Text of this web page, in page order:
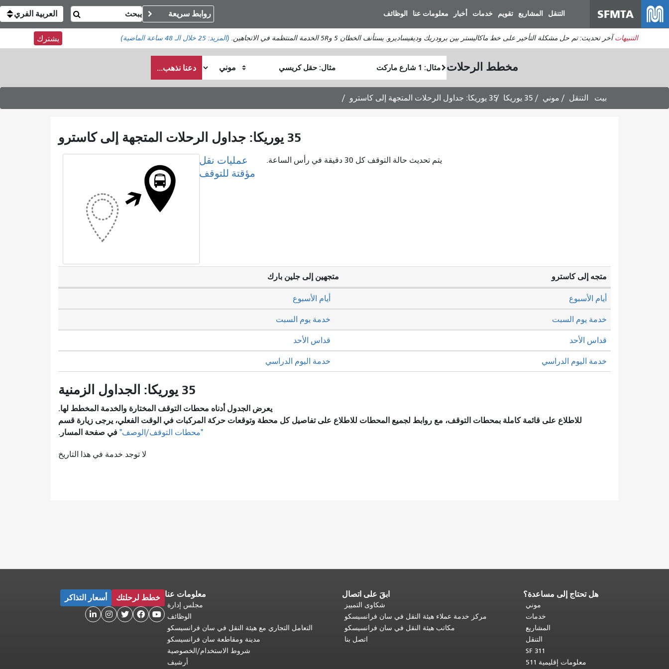
المحتوى
الرئيسي
SFMTA التنقل المشاريع تقويم خدمات أخبار معلومات عنا الوظائف روابط سريعة العربية الفري
التنبيهات آخر تحديث: تم حل مشكلة التأخير على خط ماكاليستر بين برودريك وديفيساديرو. يستأنف الخطان 5 و5R الخدمة المنتظمة في الاتجاهين. (المزيد:25 خلال الـ 48 ساعة الماضية) يشترك
مخطط الرحلات
البداية
النهاية
كيف
أرغب
السفر
دعنا نذهب...
بيت التنقل موني 35 يوريكا 35 يوريكا: جداول الرحلات المتجهة إلى كاسترو
35 يوريكا: جداول الرحلات المتجهة إلى كاسترو
عمليات نقل
مؤقتة للتوقف
يتم تحديث حالة التوقف كل 30 دقيقة في رأس الساعة.
متجه إلى كاسترو متجهين إلى جلين بارك
خدمة يوم السبت خدمة يوم السبت
قداس الأحد قداس الأحد
أيام الأسبوع أيام الأسبوع
خدمة اليوم الدراسي خدمة اليوم الدراسي
35 يوريكا: الجداول الزمنية
يعرض الجدول أدناه محطات التوقف المختارة والخدمة المخطط لها.
للاطلاع على قائمة كاملة بمحطات التوقف، مع روابط لجميع المحطات للاطلاع على تفاصيل كل محطة وتوقعات حركة المركبات في الوقت الفعلي، يرجى زيارة قسم
"محطات التوقف/الوصف" في صفحة المسار.
لا توجد خدمة في هذا التاريخ
هل تحتاج إلى مساعدة؟
موني
خدمات
المشاريع
التنقل
SF 311
معلومات إقليمية 511
ابقَ على اتصال
شكاوى التمييز
مركز خدمة عملاء هيئة النقل في سان فرانسيسكو
مكاتب هيئة النقل في سان فرانسيسكو
اتصل بنا
معلومات عنا
مجلس إدارة
الوظائف
التعامل التجاري مع هيئة النقل في سان فرانسيسكو
مدينة ومقاطعة سان فرانسيسكو
شروط الاستخدام/الخصوصية
أرشيف
خطط لرحلتك أسعار التذاكر




